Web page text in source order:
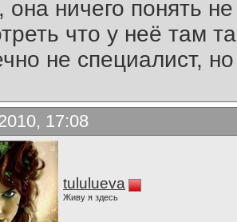
она ничего понять
что у неё там
не специалист,
17:08
tululueva
Живу я здесь